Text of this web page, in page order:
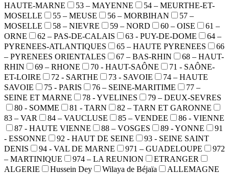
HAUTE-MARNE
53 – MAYENNE
54 – MEURTHE-ET-
MOSELLE
55 – MEUSE 56 – MORBIHAN
57 –
MOSELLE
58 – NIEVRE 59 – NORD 60 – OISE
61 –
ORNE
62 – PAS-DE-CALAIS 63 - PUY-DE-DOME
64 –
PYRENEES-ATLANTIQUES
65 – HAUTE PYRENEES
66
– PYRENEES ORIENTALES
67 – BAS-RHIN
68 – HAUT-
RHIN
69 – RHONE 70 - HAUT-SAÔNE
71 - SAÔNE-
ET-LOIRE
72 - SARTHE 73 - SAVOIE
74 – HAUTE
SAVOIE
75 - PARIS 76 – SEINE-MARITIME
77 –
SEINE ET MARNE
78 - YVELINES
79 – DEUX-SEVRES
80 - SOMME
81 - TARN
82 – TARN ET GARONNE
83 – VAR
84 – VAUCLUSE 85 – VENDEE
86 - VIENNE
87 - HAUTE VIENNE
88 – VOSGES 89 - YONNE
91
- ESSONNE
92 - HAUT DE SEINE
93 - SEINE SAINT
DENIS
94 - VAL DE MARNE 971 – GUADELOUPE
972
– MARTINIQUE
974 – LA REUNION
ETRANGER
ALGERIE
Hussein Dey Wilaya de Béjaïa
ALLEMAGNE